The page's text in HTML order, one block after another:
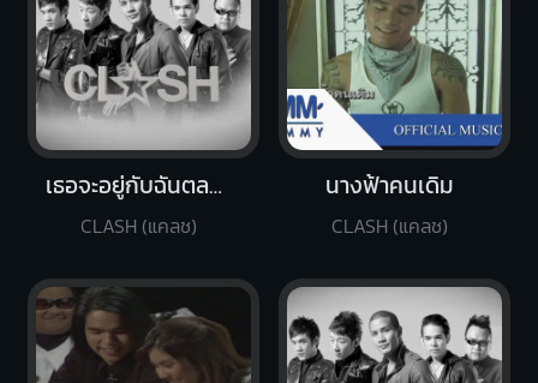
เธอจะอยู่กับฉันตลอดไป
CLASH (แคลช)
นางฟ้าคนเดิม
CLASH (แคลช)